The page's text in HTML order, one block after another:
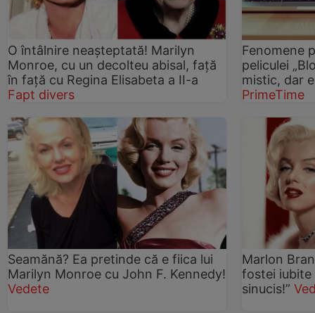
O întâlnire neașteptată! Marilyn
Monroe, cu un decolteu abisal, față
în față cu Regina Elisabeta a II-a
Fapt divers
Fenomene
peliculei
mistic, dar
PrimeTime
Seamănă? Ea pretinde că e fiica lui
Marilyn Monroe cu John F. Kennedy!
Vedete
Marlon
fostei iubite
sinucis!”